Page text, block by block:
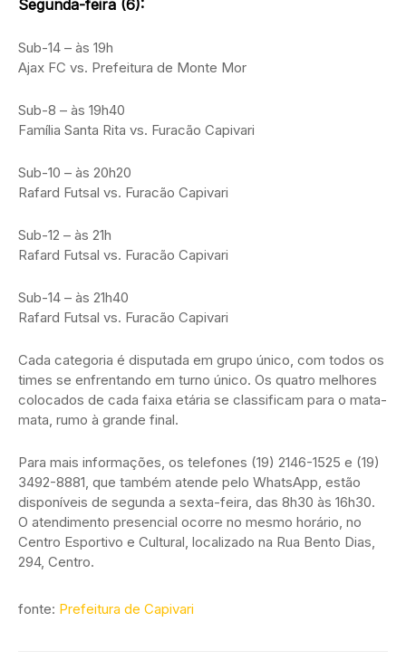
Segunda-feira (6):
Sub-14 – às 19h
Ajax FC vs. Prefeitura de Monte Mor
Sub-8 – às 19h40
Família Santa Rita vs. Furacão Capivari
Sub-10 – às 20h20
Rafard Futsal vs. Furacão Capivari
Sub-12 – às 21h
Rafard Futsal vs. Furacão Capivari
Sub-14 – às 21h40
Rafard Futsal vs. Furacão Capivari
Cada categoria é disputada em grupo único, com todos os
times se enfrentando em turno único. Os quatro melhores
colocados de cada faixa etária se classificam para o mata-
mata, rumo à grande final.
Para mais informações, os telefones (19) 2146-1525 e (19)
3492-8881, que também atende pelo WhatsApp, estão
disponíveis de segunda a sexta-feira, das 8h30 às 16h30.
O atendimento presencial ocorre no mesmo horário, no
Centro Esportivo e Cultural, localizado na Rua Bento Dias,
294, Centro.
fonte: Prefeitura de Capivari